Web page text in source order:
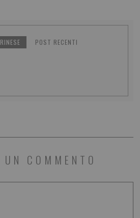
POST RECENTI
COMMENTO